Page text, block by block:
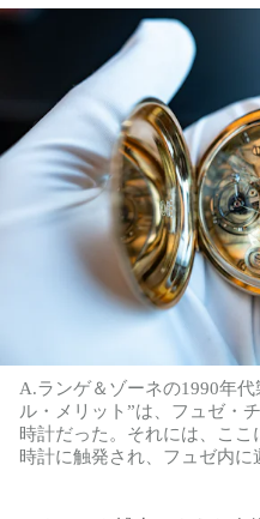
A.ランゲ＆ゾーネの1990年
ル・メリット”は、フュゼ・
時計だった。それには、こ
時計に触発され、フュゼ内に